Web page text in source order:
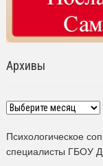
Архивы
Архивы
Психологическое
специалисты ГБОУ